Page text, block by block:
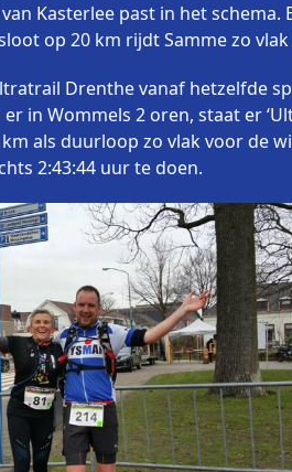
Kasterlee past in het
op 20 km rijdt Samme zo
Drenthe vanaf hetzelfde
in Wommels 2 oren, staat er
als duurloop zo vlak voor de
2:43:44 uur te doen.